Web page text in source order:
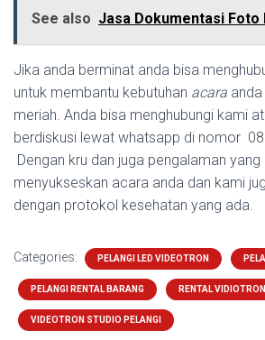
See also Jasa Dokumentasi Foto
Jika anda berminat anda bisa
untuk membantu kebutuhan acara
meriah. Anda bisa menghubungi kami
berdiskusi lewat whatsapp di nomor
Dengan kru dan juga pengalaman
menyukseskan acara anda dan kami
dengan protokol kesehatan yang ada.
Categories: PELANGI LED VIDEOTRON
PELANGI RENTAL BARANG RENTAL VIDIOTRON
VIDEOTRON STUDIO PELANGI